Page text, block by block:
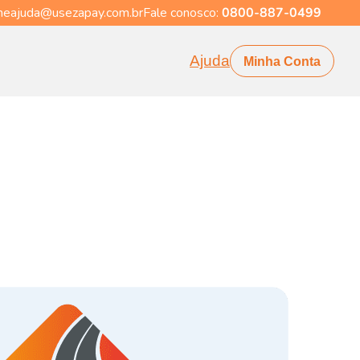
Fale conosco: 0800-887-0499
Ajuda Minha Conta